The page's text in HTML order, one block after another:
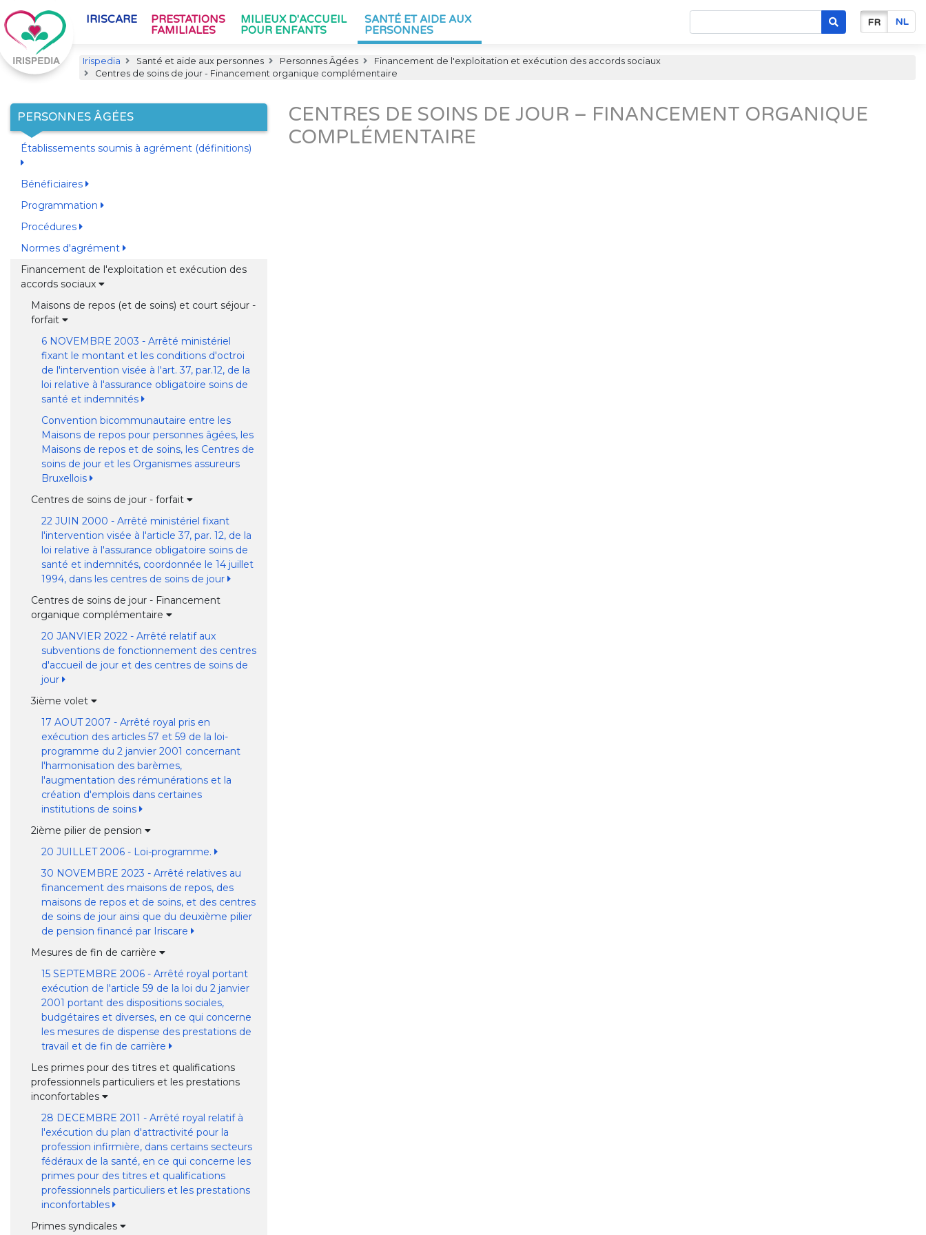
IRISCARE
PRESTATIONS
FAMILIALES
MILIEUX D'ACCUEIL
POUR ENFANTS
SANTÉ ET AIDE AUX
PERSONNES
FR NL
Irispedia Santé et aide aux personnes Personnes Âgées
Financement de l'exploitation et exécution des accords sociaux
Centres de soins de jour - Financement organique complémentaire
PERSONNES ÂGÉES
Établissements soumis à agrément (définitions)
Bénéficiaires
Programmation
Procédures
Normes d'agrément
Financement de l'exploitation et exécution des
accords sociaux
Maisons de repos (et de soins) et court séjour -
forfait
6 NOVEMBRE 2003 - Arrêté ministériel
fixant le montant et les conditions d'octroi
de l'intervention visée à l'art. 37, par.12, de la
loi relative à l'assurance obligatoire soins de
santé et indemnités
Convention bicommunautaire entre les
Maisons de repos pour personnes âgées, les
Maisons de repos et de soins, les Centres de
soins de jour et les Organismes assureurs
Bruxellois
Centres de soins de jour - forfait
22 JUIN 2000 - Arrêté ministériel fixant
l'intervention visée à l'article 37, par. 12, de la
loi relative à l'assurance obligatoire soins de
santé et indemnités, coordonnée le 14 juillet
1994, dans les centres de soins de jour
Centres de soins de jour - Financement
organique complémentaire
20 JANVIER 2022 - Arrêté relatif aux
subventions de fonctionnement des centres
d'accueil de jour et des centres de soins de
jour
3ième volet
17 AOUT 2007 - Arrêté royal pris en
exécution des articles 57 et 59 de la loi-
programme du 2 janvier 2001 concernant
l'harmonisation des barèmes,
l'augmentation des rémunérations et la
création d'emplois dans certaines
institutions de soins
2ième pilier de pension
20 JUILLET 2006 - Loi-programme.
30 NOVEMBRE 2023 - Arrêté relatives au
financement des maisons de repos, des
maisons de repos et de soins, et des centres
de soins de jour ainsi que du deuxième pilier
de pension financé par Iriscare
Mesures de fin de carrière
15 SEPTEMBRE 2006 - Arrêté royal portant
exécution de l'article 59 de la loi du 2 janvier
2001 portant des dispositions sociales,
budgétaires et diverses, en ce qui concerne
les mesures de dispense des prestations de
travail et de fin de carrière
Les primes pour des titres et qualifications
professionnels particuliers et les prestations
inconfortables
28 DECEMBRE 2011 - Arrêté royal relatif à
l'exécution du plan d'attractivité pour la
profession infirmière, dans certains secteurs
fédéraux de la santé, en ce qui concerne les
primes pour des titres et qualifications
professionnels particuliers et les prestations
inconfortables
Primes syndicales
CENTRES DE SOINS DE JOUR – FINANCEMENT ORGANIQUE
COMPLÉMENTAIRE